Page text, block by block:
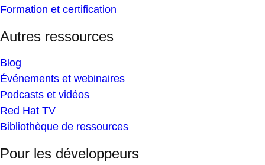
Formation et certification
Autres ressources
Blog
Événements et webinaires
Podcasts et vidéos
Red Hat TV
Bibliothèque de ressources
Pour les développeurs